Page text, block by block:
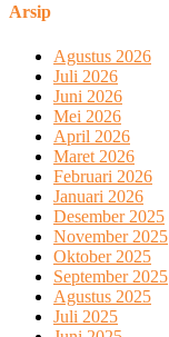
Arsip
Agustus 2026
Juli 2026
Juni 2026
Mei 2026
April 2026
Maret 2026
Februari 2026
Januari 2026
Desember 2025
November 2025
Oktober 2025
September 2025
Agustus 2025
Juli 2025